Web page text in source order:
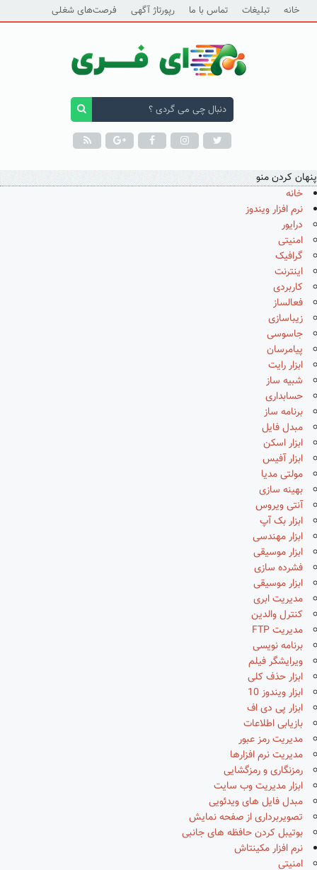
خانه تبلیغات تماس با ما رپورتاژ آگهی فرصت‌های شغلی
پنهان کردن منو
خانه
نرم افزار ویندوز
درایور
امنیتی
گرافیک
اینترنت
کاربردی
فعالساز
زیباسازی
جاسوسی
پیامرسان
ابزار رایت
شبیه ساز
حسابداری
برنامه ساز
مبدل فایل
ابزار اسکن
ابزار آفیس
مولتی مدیا
بهینه سازی
آنتی ویروس
ابزار بک آپ
ابزار مهندسی
ابزار موسیقی
فشرده سازی
ابزار موسیقی
مدیریت ابری
کنترل والدین
مدیریت FTP
برنامه نویسی
ویرایشگر فیلم
ابزار حذف کلی
ابزار ویندوز 10
ابزار پی دی اف
بازیابی اطلاعات
مدیریت رمز عبور
مدیریت نرم افزارها
رمزنگاری و رمزگشایی
ابزار مدیریت وب سایت
مبدل فایل های ویدئویی
تصویربرداری از صفحه نمایش
بوتیبل کردن حافظه های جانبی
نرم افزار مکینتاش
امنیتی